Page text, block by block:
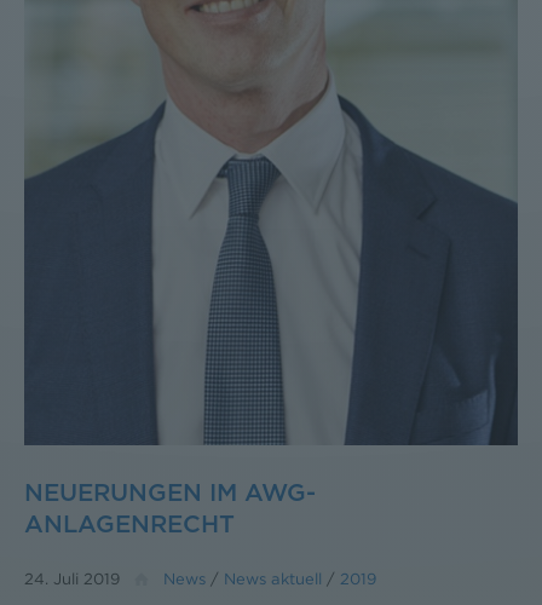
NEUERUNGEN IM AWG-
ANLAGENRECHT
24. Juli 2019 News / News aktuell / 2019